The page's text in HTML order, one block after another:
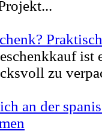
ist
zu
an der